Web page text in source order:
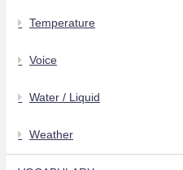
Temperature
Voice
Water / Liquid
Weather